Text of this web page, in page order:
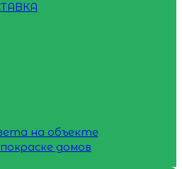
на объекте
домов